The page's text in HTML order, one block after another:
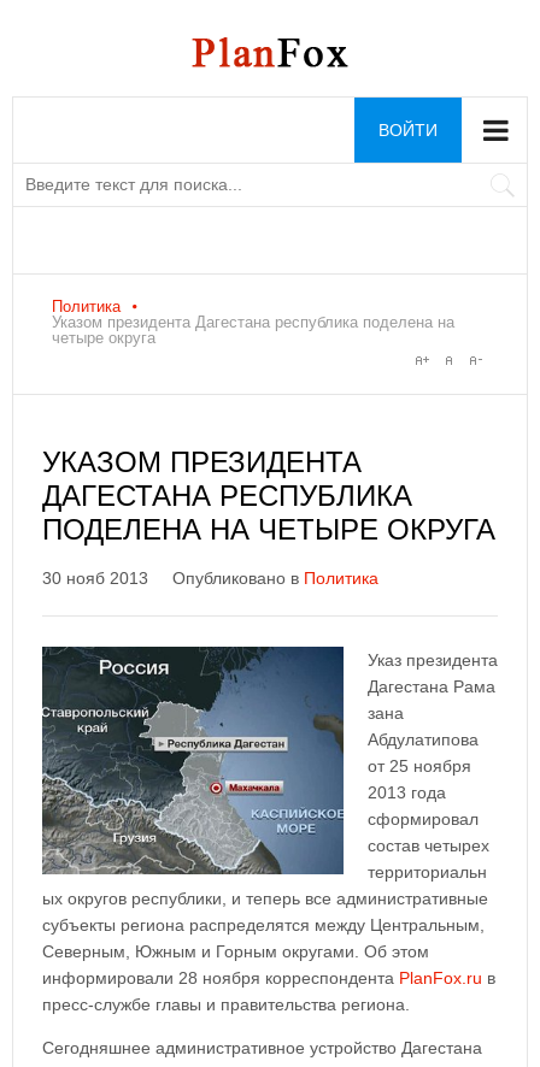
ВОЙТИ
Политика
Указом президента Дагестана республика поделена на
четыре округа
УКАЗОМ ПРЕЗИДЕНТА
ДАГЕСТАНА РЕСПУБЛИКА
ПОДЕЛЕНА НА ЧЕТЫРЕ ОКРУГА
30 нояб 2013 Опубликовано в Политика
Указ президента
Дагестана Рама
зана
Абдулатипова
от 25 ноября
2013 года
сформировал
состав четырех
территориальн
ых округов республики, и теперь все административные
субъекты региона распределятся между Центральным,
Северным, Южным и Горным округами. Об этом
информировали 28 ноября корреспондента PlanFox.ru в
пресс-службе главы и правительства региона.
Сегодняшнее административное устройство Дагестана